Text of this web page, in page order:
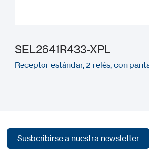
SEL2641R433-XPL
Receptor estándar, 2 relés, con
Susbcribirse a nuestra newsletter